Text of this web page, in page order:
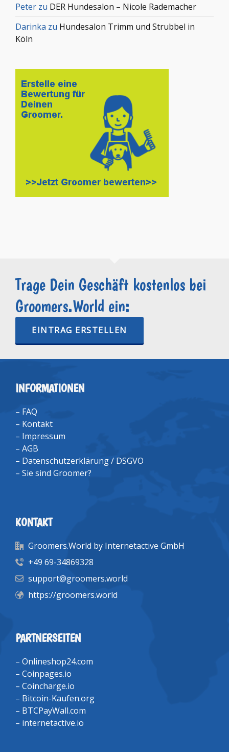
Peter zu DER Hundesalon – Nicole Rademacher
Darinka zu Hundesalon Trimm und Strubbel in
Köln
Trage Dein Geschäft kostenlos bei
Groomers.World ein:
EINTRAG ERSTELLEN
INFORMATIONEN
– FAQ
– Kontakt
– Impressum
– AGB
– Datenschutzerklärung / DSGVO
– Sie sind Groomer?
KONTAKT
Groomers.World by Internetactive GmbH
+49 69-34869328
support@groomers.world
https://groomers.world
PARTNERSEITEN
– Onlineshop24.com
– Coinpages.io
– Coincharge.io
– Bitcoin-Kaufen.org
– BTCPayWall.com
– internetactive.io